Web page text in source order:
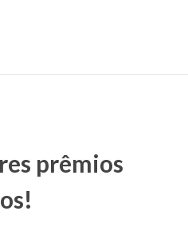
prêmios